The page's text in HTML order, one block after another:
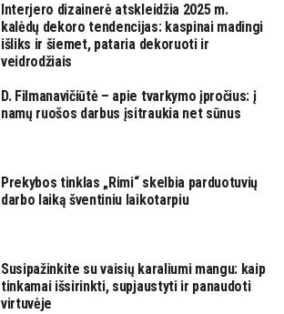
Interjero dizainerė atskleidžia 2025 m.
kalėdų dekoro tendencijas: kaspinai madingi
išliks ir šiemet, pataria dekoruoti ir
veidrodžiais
D. Filmanavičiūtė – apie tvarkymo įpročius: į
namų ruošos darbus įsitraukia net sūnus
Prekybos tinklas „Rimi“ skelbia parduotuvių
darbo laiką šventiniu laikotarpiu
Susipažinkite su vaisių karaliumi mangu: kaip
tinkamai išsirinkti, supjaustyti ir panaudoti
virtuvėje